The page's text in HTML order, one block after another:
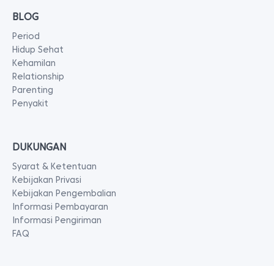
BLOG
Period
Hidup Sehat
Kehamilan
Relationship
Parenting
Penyakit
DUKUNGAN
Syarat & Ketentuan
Kebijakan Privasi
Kebijakan Pengembalian
Informasi Pembayaran
Informasi Pengiriman
FAQ